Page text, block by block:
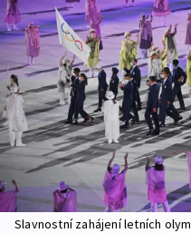
Slavnostní zahájení letních